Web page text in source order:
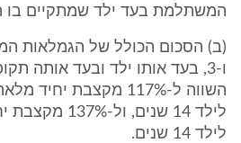
המשתלמת בעד ילד שמתקיים בו
ו-3, בעד אותו ילד ובעד אותה
השווה ל-117% מקצבת
לילד 14 שנים,
לילד 14 שנים.